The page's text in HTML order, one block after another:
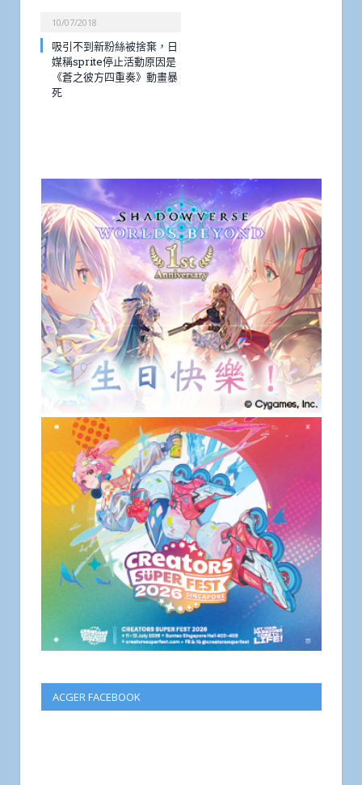
10/07/2018
吸引不到新粉絲被捨棄，日
媒稱sprite停止活動原因是
《蒼之彼方四重奏》動畫暴
死
ACGER FACEBOOK